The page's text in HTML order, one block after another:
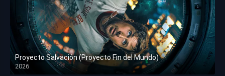
Proyecto Salvación (Proyecto Fin del Mundo)
2026
HD 1080p